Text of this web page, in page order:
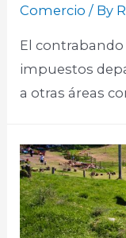
Comercio / By
El
impuestos
a otras áreas